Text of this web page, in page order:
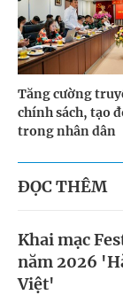
Tăng cường
chính sách, tạo
trong nhân dân
ĐỌC THÊM
Khai mạc
năm 2026
Việt'